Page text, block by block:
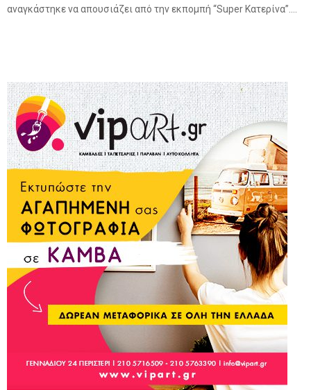
αναγκάστηκε να απουσιάζει από την εκπομπή “Super Κατερίνα”....